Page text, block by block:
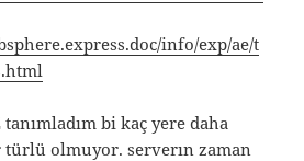
info/exp/ae/t
bi kaç yere daha
türlü olmuyor. serverın zaman